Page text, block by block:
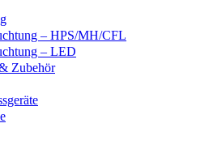
– HPS/MH/CFL
– LED
Zubehör